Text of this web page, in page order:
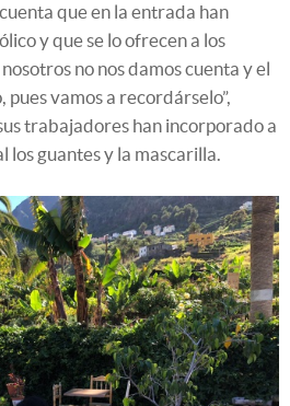
que en la entrada han
y que se lo ofrecen a los
no nos damos cuenta y el
vamos a recordárselo”,
trabajadores han incorporado a
guantes y la mascarilla.